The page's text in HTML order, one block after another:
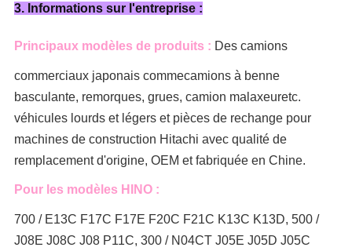
3. Informations sur l'entreprise :
Principaux modèles de produits : Des camions
commerciaux japonais commecamions à benne
basculante, remorques, grues, camion malaxeuretc.
véhicules lourds et légers et pièces de rechange pour
machines de construction Hitachi avec qualité de
remplacement d'origine, OEM et fabriquée en Chine.
Pour les modèles HINO :
700 / E13C F17C F17E F20C F21C K13C K13D, 500 /
J08E J08C J08 P11C, 300 / N04CT J05E J05D J05C